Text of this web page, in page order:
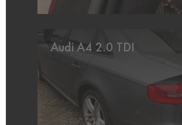
Audi A4 2.0 TDI